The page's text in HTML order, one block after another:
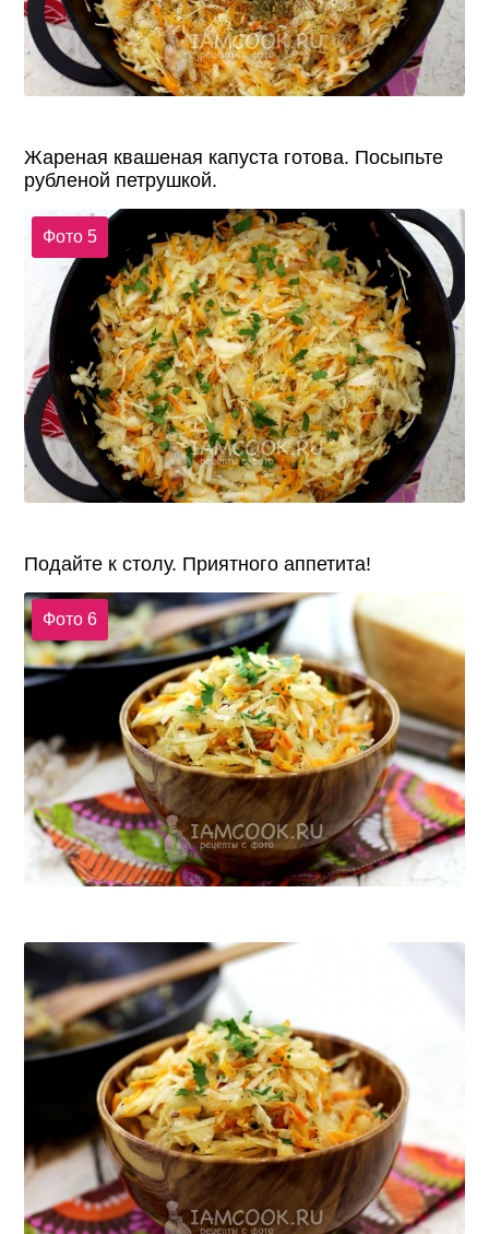
Жареная квашеная капуста готова. Посыпьте
рубленой петрушкой.
Фото 5
Подайте к столу. Приятного аппетита!
Фото 6